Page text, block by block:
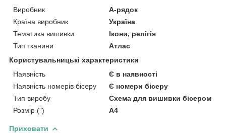
Виробник
А-рядок
Країна виробник
Україна
Тематика вишивки
Ікони, релігія
Тип тканини
Атлас
Користувальницькі характеристики
Наявність
Є в наявності
Наявність номерів бісеру
Є номери бісеру
Тип виробу
Схема для вишивки бісером
Розмір (")
А4
Приховати